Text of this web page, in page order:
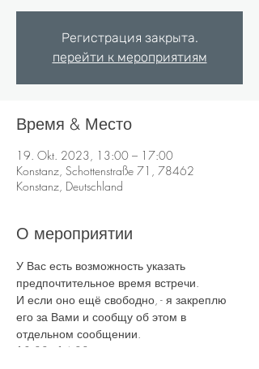
Регистрация закрыта.
перейти к мероприятиям
Время & Место
19. Okt. 2023, 13:00 – 17:00
Konstanz, Schottenstraße 71, 78462
Konstanz, Deutschland
О мероприятии
У Вас есть возможность указать
предпочтительное время встречи.
И если оно ещё свободно, - я закреплю
его за Вами и сообщу об этом в
отдельном сообщении.
13:00 - 14:00